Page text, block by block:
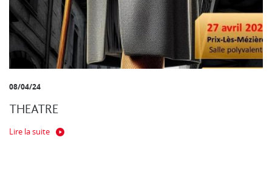
08/04/24
THEATRE
Lire la suite